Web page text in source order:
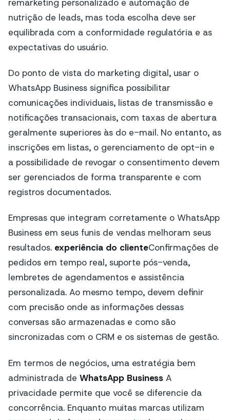
remarketing personalizado e automação de
nutrição de leads, mas toda escolha deve ser
equilibrada com a conformidade regulatória e as
expectativas do usuário.
Do ponto de vista do marketing digital, usar o
WhatsApp Business significa possibilitar
comunicações individuais, listas de transmissão e
notificações transacionais, com taxas de abertura
geralmente superiores às do e-mail. No entanto, as
inscrições em listas, o gerenciamento de opt-in e
a possibilidade de revogar o consentimento devem
ser gerenciados de forma transparente e com
registros documentados.
Empresas que integram corretamente o WhatsApp
Business em seus funis de vendas melhoram seus
resultados. experiência do clienteConfirmações de
pedidos em tempo real, suporte pós-venda,
lembretes de agendamentos e assistência
personalizada. Ao mesmo tempo, devem definir
com precisão onde as informações dessas
conversas são armazenadas e como são
sincronizadas com o CRM e os sistemas de gestão.
Em termos de negócios, uma estratégia bem
administrada de WhatsApp Business A
privacidade permite que você se diferencie da
concorrência. Enquanto muitas marcas utilizam